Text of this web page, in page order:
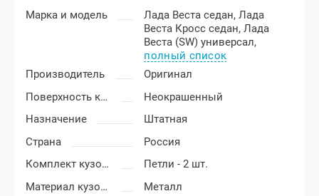
Марка и модель Лада Веста седан,Лада
Веста Кросс седан,Лада
Веста (SW) универсал,
полный список
Производитель
Оригинал
Поверхность капота
Неокрашенный
Назначение
Штатная
Страна
Россия
Комплект кузовных деталей
Петли - 2 шт.
Материал кузовных деталей
Металл